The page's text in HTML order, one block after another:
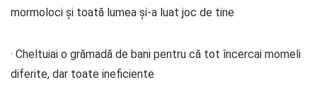
mormoloci și toată lumea și-a luat joc de tine
· Cheltuiai o grămadă de bani pentru că tot încercai momeli
diferite, dar toate ineficiente